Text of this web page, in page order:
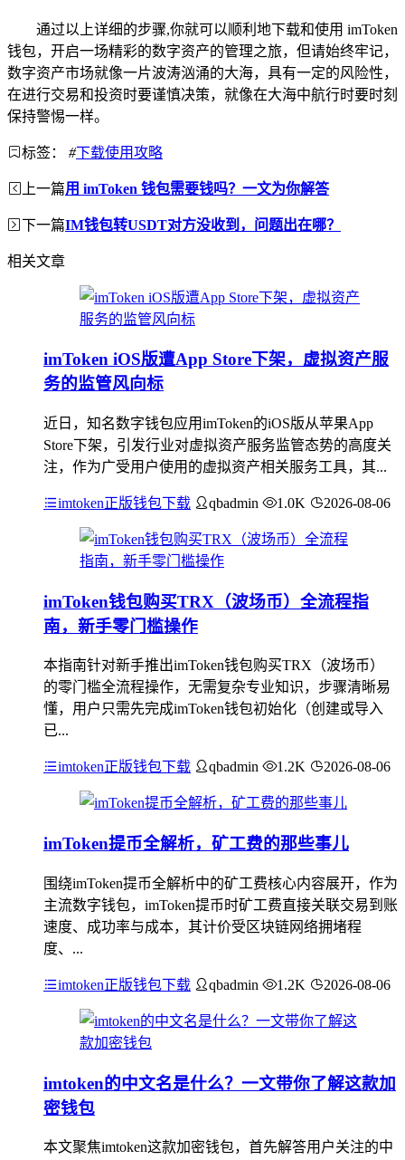
通过以上详细的步骤,你就可以顺利地下载和使用 imToken
钱包，开启一场精彩的数字资产的管理之旅，但请始终牢记，
数字资产市场就像一片波涛汹涌的大海，具有一定的风险性，
在进行交易和投资时要谨慎决策，就像在大海中航行时要时刻
保持警惕一样。
标签： #下载使用攻略
上一篇用 imToken 钱包需要钱吗？一文为你解答
下一篇IM钱包转USDT对方没收到，问题出在哪？
相关文章
imToken iOS版遭App Store下架，虚拟资产服
务的监管风向标
近日，知名数字钱包应用imToken的iOS版从苹果App
Store下架，引发行业对虚拟资产服务监管态势的高度关
注，作为广受用户使用的虚拟资产相关服务工具，其...
imtoken正版钱包下载 qbadmin 1.0K 2026-08-06
imToken钱包购买TRX（波场币）全流程指
南，新手零门槛操作
本指南针对新手推出imToken钱包购买TRX（波场币）
的零门槛全流程操作，无需复杂专业知识，步骤清晰易
懂，用户只需先完成imToken钱包初始化（创建或导入
已...
imtoken正版钱包下载 qbadmin 1.2K 2026-08-06
imToken提币全解析，矿工费的那些事儿
围绕imToken提币全解析中的矿工费核心内容展开，作为
主流数字钱包，imToken提币时矿工费直接关联交易到账
速度、成功率与成本，其计价受区块链网络拥堵程
度、...
imtoken正版钱包下载 qbadmin 1.2K 2026-08-06
imtoken的中文名是什么？一文带你了解这款加
密钱包
本文聚焦imtoken这款加密钱包，首先解答用户关注的中